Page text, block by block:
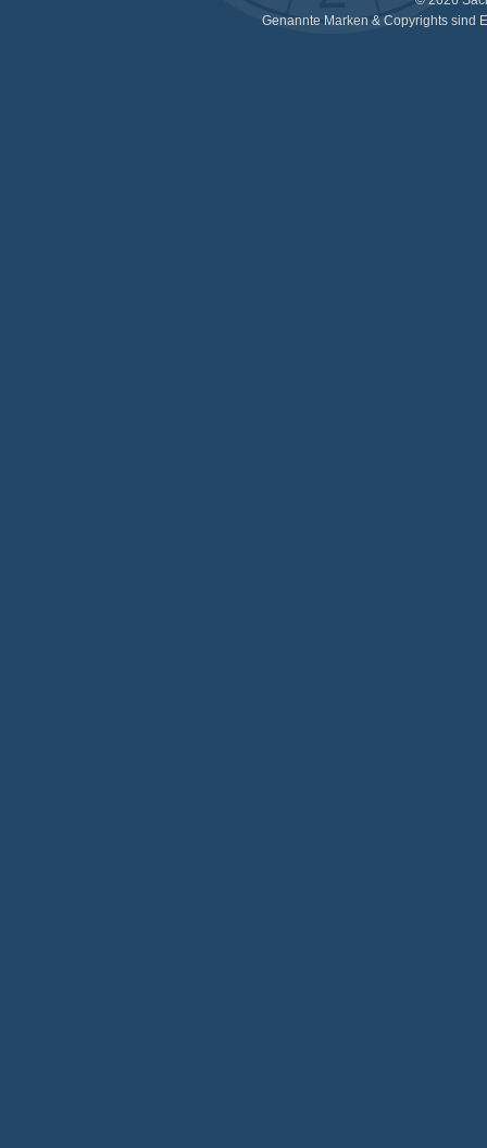
Genannte Marken & Copyrights sind